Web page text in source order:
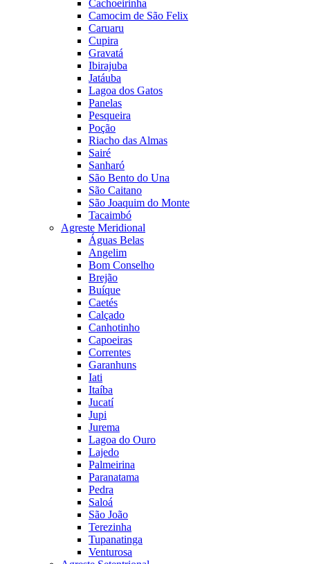
Cachoeirinha
Camocim de São Felix
Caruaru
Cupira
Gravatá
Ibirajuba
Jatáuba
Lagoa dos Gatos
Panelas
Pesqueira
Poção
Riacho das Almas
Sairé
Sanharó
São Bento do Una
São Caitano
São Joaquim do Monte
Tacaimbó
Agreste Meridional
Águas Belas
Angelim
Bom Conselho
Brejão
Buíque
Caetés
Calçado
Canhotinho
Capoeiras
Correntes
Garanhuns
Iati
Itaíba
Jucatí
Jupi
Jurema
Lagoa do Ouro
Lajedo
Palmeirina
Paranatama
Pedra
Saloá
São João
Terezinha
Tupanatinga
Venturosa